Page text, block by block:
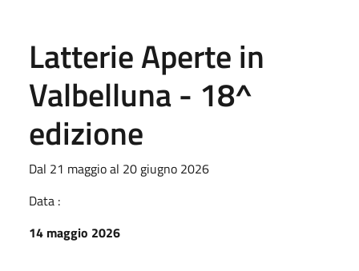
Latterie Aperte in
Valbelluna - 18^
edizione
Dal 21 maggio al 20 giugno 2026
Data :
14 maggio 2026